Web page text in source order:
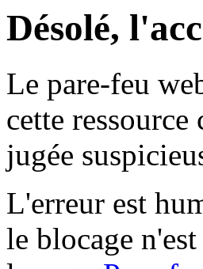
Désolé,
Le pare-feu
cette
jugée
L'erreur est
le blocage